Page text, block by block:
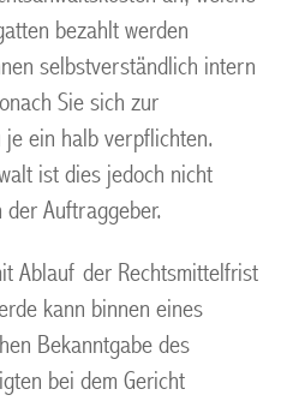
bezahlt werden
selbstverständlich intern
Sie sich zur
je ein halb verpflichten.
ist dies jedoch nicht
Auftraggeber.
Ablauf der Rechtsmittelfrist
kann binnen eines
Bekanntgabe des
bei dem Gericht